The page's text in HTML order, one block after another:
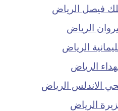
فيصل الرياض
الرياض
الرياض
الرياض
الاندلس الرياض
الرياض